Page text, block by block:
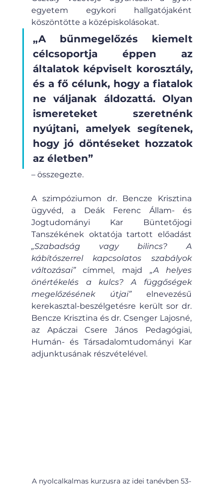
egyetem egykori hallgatójaként
köszöntötte a középiskolásokat.
„A bűnmegelőzés kiemelt
célcsoportja éppen az
általatok képviselt korosztály,
és a fő célunk, hogy a fiatalok
ne váljanak áldozattá. Olyan
ismereteket szeretnénk
nyújtani, amelyek segítenek,
hogy jó döntéseket hozzatok
az életben”
– összegezte.
A szimpóziumon dr. Bencze Krisztina
ügyvéd, a Deák Ferenc Állam- és
Jogtudományi Kar Büntetőjogi
„Szabadság vagy bilincs? A
kábítószerrel kapcsolatos szabályok
változásai” címmel, majd „A helyes
önértékelés a kulcs? A függőségek
megelőzésének útjai” elnevezésű
kerekasztal-beszélgetésre került sor dr.
Bencze Krisztina és dr. Csenger Lajosné,
az Apáczai Csere János Pedagógiai,
Humán- és Társadalomtudományi Kar
adjunktusának részvételével.
A nyolcalkalmas kurzusra az idei tanévben 53-